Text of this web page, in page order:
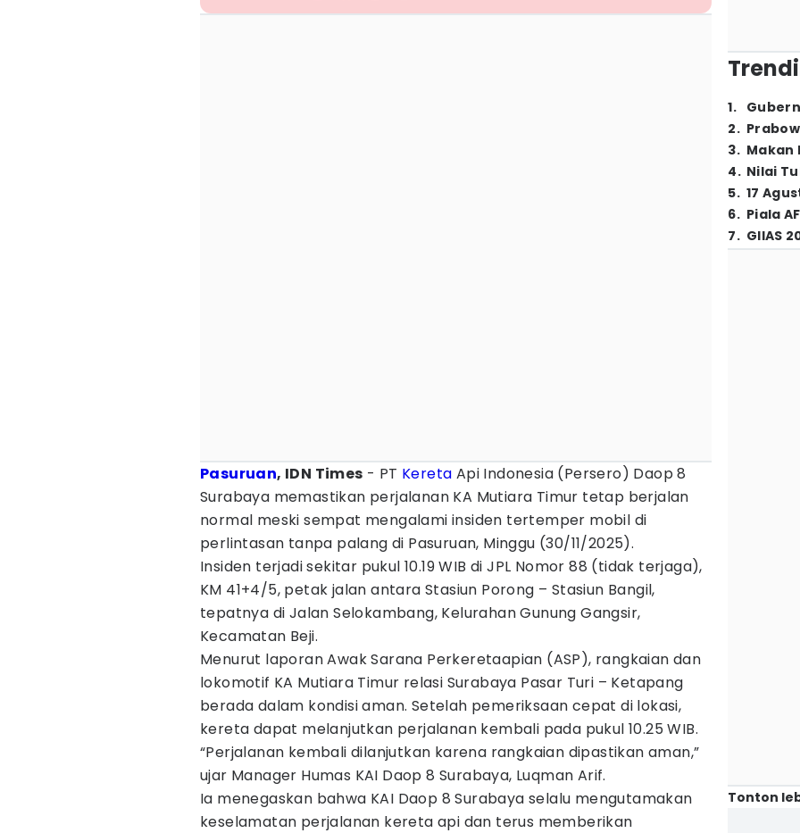
Pasuruan, IDN Times - PT Kereta Api Indonesia (Persero) Daop 8
Surabaya memastikan perjalanan KA Mutiara Timur tetap berjalan
normal meski sempat mengalami insiden tertemper mobil di
perlintasan tanpa palang di Pasuruan, Minggu (30/11/2025).
Insiden terjadi sekitar pukul 10.19 WIB di JPL Nomor 88 (tidak terjaga),
KM 41+4/5, petak jalan antara Stasiun Porong – Stasiun Bangil,
tepatnya di Jalan Selokambang, Kelurahan Gunung Gangsir,
Kecamatan Beji.
Menurut laporan Awak Sarana Perkeretaapian (ASP), rangkaian dan
lokomotif KA Mutiara Timur relasi Surabaya Pasar Turi – Ketapang
berada dalam kondisi aman. Setelah pemeriksaan cepat di lokasi,
kereta dapat melanjutkan perjalanan kembali pada pukul 10.25 WIB.
“Perjalanan kembali dilanjutkan karena rangkaian dipastikan aman,”
ujar Manager Humas KAI Daop 8 Surabaya, Luqman Arif.
Ia menegaskan bahwa KAI Daop 8 Surabaya selalu mengutamakan
keselamatan perjalanan kereta api dan terus memberikan
1.
2.
3. Makan
4. Nilai
5. 17
6. Piala
7. GIIAS
Tonton